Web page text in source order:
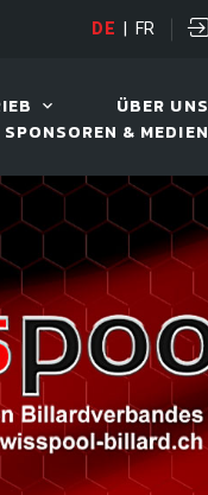
DE FR
ÜBER UNS
SPONSOREN & MEDIEN